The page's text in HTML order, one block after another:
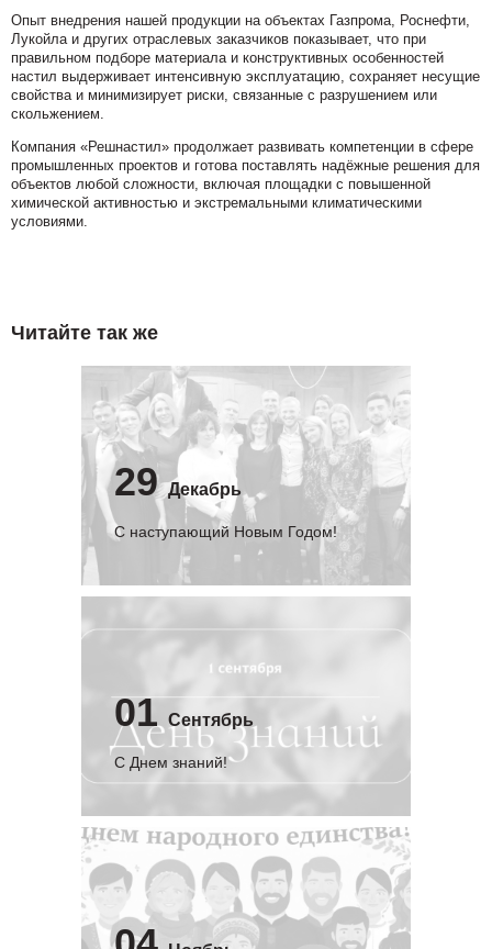
Опыт внедрения нашей продукции на объектах Газпрома, Роснефти,
Лукойла и других отраслевых заказчиков показывает, что при
правильном подборе материала и конструктивных особенностей
настил выдерживает интенсивную эксплуатацию, сохраняет несущие
свойства и минимизирует риски, связанные с разрушением или
скольжением.
Компания «Решнастил» продолжает развивать компетенции в сфере
промышленных проектов и готова поставлять надёжные решения для
объектов любой сложности, включая площадки с повышенной
химической активностью и экстремальными климатическими
условиями.
Читайте так же
29 Декабрь
С наступающий Новым Годом!
01 Сентябрь
C Днем знаний!